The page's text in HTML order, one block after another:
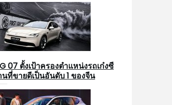
07 ตั้งเป้าครองตำแหน่งรถเก๋งซี
นที่ขายดีเป็นอันดับ 1 ของจีน